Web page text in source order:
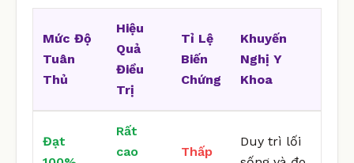
Mức Độ
Tuân
Thủ
Hiệu
Quả
Điều
Trị
Tỉ Lệ
Biến
Chứng
Khuyến
Nghị Y
Khoa
Đạt
Rất
cao
Thấp
Duy trì lối